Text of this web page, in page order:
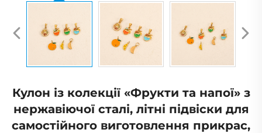
Кулон із колекції «Фрукти та напої» з
нержавіючої сталі, літні підвіски для
самостійного виготовлення прикрас,